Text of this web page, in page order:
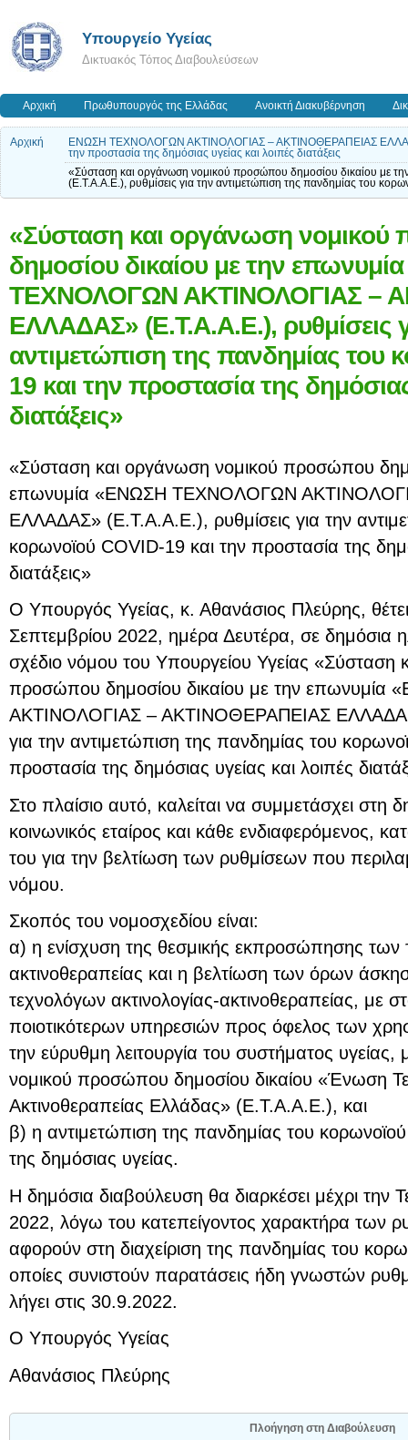
Υπουργείο Υγείας
Δικτυακός Τόπος Διαβουλεύσεων
Αρχική Πρωθυπουργός της Ελλάδας Ανοικτή Διακυβέρνηση
Αρχική
ΕΝΩΣΗ ΤΕΧΝΟΛΟΓΩΝ ΑΚΤΙΝΟΛΟΓΙΑΣ – ΑΚΤΙΝΟΘΕΡΑΠΕΙΑΣ
την προστασία της δημόσιας υγείας και λοιπές διατάξεις
«Σύσταση και οργάνωση νομικού προσώπου δημοσίου δικαίου
(Ε.Τ.Α.Α.Ε.), ρυθμίσεις για την αντιμετώπιση της πανδημίας του
«Σύσταση και οργάνωση
δημοσίου δικαίου με την
ΤΕΧΝΟΛΟΓΩΝ ΑΚΤΙΝΟΛΟΓΙΑΣ –
ΕΛΛΑΔΑΣ» (Ε.Τ.Α.Α.Ε.), ρυθμίσεις
αντιμετώπιση της πανδημίας του
19 και την προστασία της
διατάξεις»
«Σύσταση και οργάνωση νομικού προσώπου
επωνυμία «ΕΝΩΣΗ ΤΕΧΝΟΛΟΓΩΝ
ΕΛΛΑΔΑΣ» (Ε.Τ.Α.Α.Ε.), ρυθμίσεις για την
κορωνοϊού COVID-19 και την προστασία της
διατάξεις»
Ο Υπουργός Υγείας, κ. Αθανάσιος Πλεύρης,
Σεπτεμβρίου 2022, ημέρα Δευτέρα, σε δημόσια
σχέδιο νόμου του Υπουργείου Υγείας «Σύσταση
προσώπου δημοσίου δικαίου με την
ΑΚΤΙΝΟΛΟΓΙΑΣ – ΑΚΤΙΝΟΘΕΡΑΠΕΙΑΣ
για την αντιμετώπιση της πανδημίας του
προστασία της δημόσιας υγείας και λοιπές
Στο πλαίσιο αυτό, καλείται να συμμετάσχει στη
κοινωνικός εταίρος και κάθε ενδιαφερόμενος,
του για την βελτίωση των ρυθμίσεων που
νόμου.
Σκοπός του νομοσχεδίου είναι:
α) η ενίσχυση της θεσμικής εκπροσώπησης των
ακτινοθεραπείας και η βελτίωση των όρων
τεχνολόγων ακτινολογίας-ακτινοθεραπείας, με
ποιοτικότερων υπηρεσιών προς όφελος των
την εύρυθμη λειτουργία του συστήματος
νομικού προσώπου δημοσίου δικαίου «Ένωση
Ακτινοθεραπείας Ελλάδας» (Ε.Τ.Α.Α.Ε.), και
β) η αντιμετώπιση της πανδημίας του
της δημόσιας υγείας.
Η δημόσια διαβούλευση θα διαρκέσει μέχρι την
2022, λόγω του κατεπείγοντος χαρακτήρα των
αφορούν στη διαχείριση της πανδημίας του
οποίες συνιστούν παρατάσεις ήδη γνωστών
λήγει στις 30.9.2022.
Ο Υπουργός Υγείας
Αθανάσιος Πλεύρης
Πλοήγηση στη Διαβούλευση